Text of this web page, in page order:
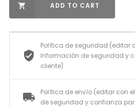
 ADD TO CART
Política de seguridad (editar
Información de seguridad y
cliente)
Política de envío (editar con
de seguridad y confianza